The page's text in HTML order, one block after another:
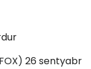
26 sentyabr